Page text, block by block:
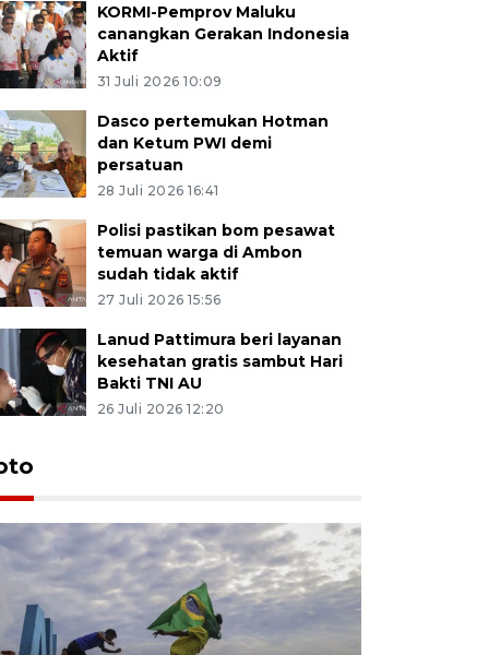
KORMI-Pemprov Maluku
canangkan Gerakan Indonesia
Aktif
31 Juli 2026 10:09
Dasco pertemukan Hotman
dan Ketum PWI demi
persatuan
28 Juli 2026 16:41
Polisi pastikan bom pesawat
temuan warga di Ambon
sudah tidak aktif
27 Juli 2026 15:56
Lanud Pattimura beri layanan
kesehatan gratis sambut Hari
Bakti TNI AU
26 Juli 2026 12:20